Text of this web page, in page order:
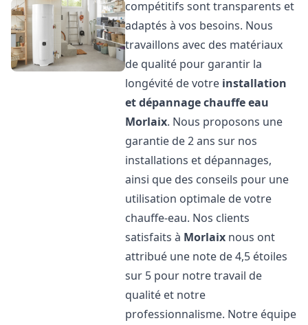
compétitifs sont transparents et
adaptés à vos besoins. Nous
travaillons avec des matériaux
de qualité pour garantir la
longévité de votre installation
et dépannage chauffe eau
Morlaix. Nous proposons une
garantie de 2 ans sur nos
installations et dépannages,
ainsi que des conseils pour une
utilisation optimale de votre
chauffe-eau. Nos clients
satisfaits à Morlaix nous ont
attribué une note de 4,5 étoiles
sur 5 pour notre travail de
qualité et notre
professionnalisme. Notre équipe